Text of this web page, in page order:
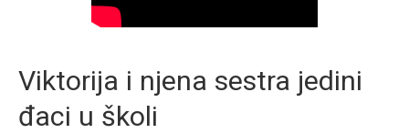
Viktorija i njena sestra jedini
đaci u školi